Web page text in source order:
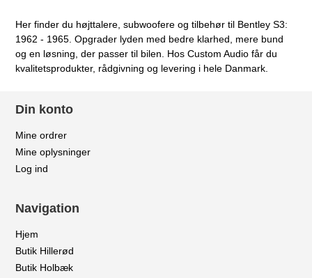
Her finder du højttalere, subwoofere og tilbehør til Bentley S3:
1962 - 1965. Opgrader lyden med bedre klarhed, mere bund
og en løsning, der passer til bilen. Hos Custom Audio får du
kvalitetsprodukter, rådgivning og levering i hele Danmark.
Din konto
Mine ordrer
Mine oplysninger
Log ind
Navigation
Hjem
Butik Hillerød
Butik Holbæk